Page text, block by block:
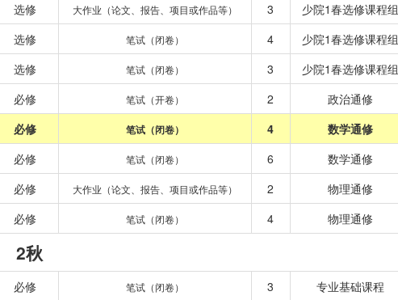
选修 大作业（论文、报告、项目或作品等） 3
少院1春选修课程组
选修 笔试（闭卷） 4
少院1春选修课程组
选修 笔试（闭卷） 3
少院1春选修课程组
必修 笔试（开卷） 2
政治通修
必修 笔试（闭卷） 4
数学通修
必修 笔试（闭卷） 6
数学通修
必修 大作业（论文、报告、项目或作品等） 2
物理通修
必修 笔试（闭卷） 4 物理通修
2秋
必修 笔试（闭卷） 3
专业基础课程